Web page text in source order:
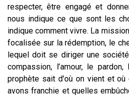
respecter, être engagé et
nous indique ce que sont les
indique comment vivre. La
focalisée sur la rédemption, le
lequel doit se diriger une
compassion, l’amour, le
prophète sait d'où on vient et où
avons franchie et quelles